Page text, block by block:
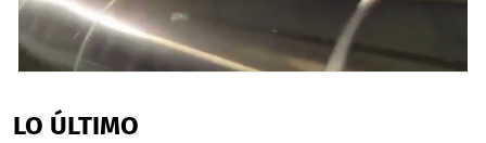
of
12
LO ÚLTIMO